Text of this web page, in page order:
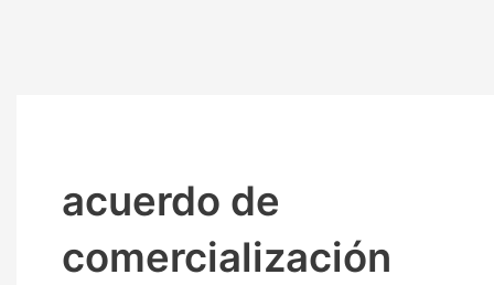
acuerdo de
comercialización